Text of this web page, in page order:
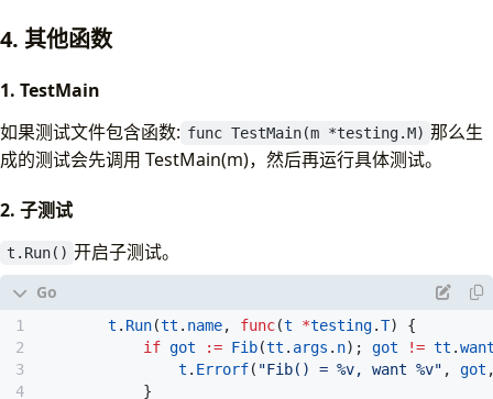
4. 其他函数
1. TestMain
如果测试文件包含函数: func TestMain(m *testing.M) 那么生
成的测试会先调用 TestMain(m)，然后再运行具体测试。
2. 子测试
t.Run() 开启子测试。
t . Run(tt . name, func(t *testing.T)
{
if got := Fib(tt . args . n); got != tt .
t . Errorf( "Fib() = %v, want %v" , got
}